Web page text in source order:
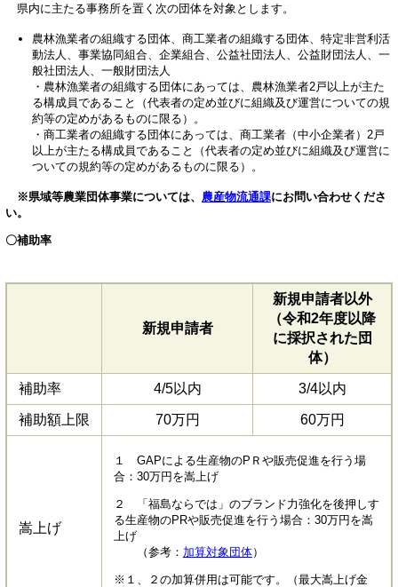
県内に主たる事務所を置く次の団体を対象とします。
農林漁業者の組織する団体、商工業者の組織する団体、特定非営利活
動法人、事業協同組合、企業組合、公益社団法人、公益財団法人、一
般社団法人、一般財団法人
・農林漁業者の組織する団体にあっては、農林漁業者2戸以上が主た
る構成員であること（代表者の定め並びに組織及び運営についての規
約等の定めがあるものに限る）。
・商工業者の組織する団体にあっては、商工業者（中小企業者）2戸
以上が主たる構成員であること（代表者の定め並びに組織及び運営に
ついての規約等の定めがあるものに限る）。
※県域等農業団体事業については、 農産物流通課にお問い合わせくださ
い。
〇補助率
新規申請者
新規申請者以外
（令和2年度以降
に採択された団
体）
補助率 4/5以内 3/4以内
補助額上限 70万円 60万円
嵩上げ
１ GAPによる生産物のPＲや販売促進を行う場
合：30万円を嵩上げ
２ 「福島ならでは」のブランド力強化を後押しす
る生産物のPRや販売促進を行う場合：30万円を嵩
上げ
（参考： 加算対象団体）
※１、２の加算併用は可能です。（最大嵩上げ金